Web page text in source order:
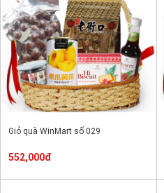
Giỏ quà WinMart số 029
552,000đ